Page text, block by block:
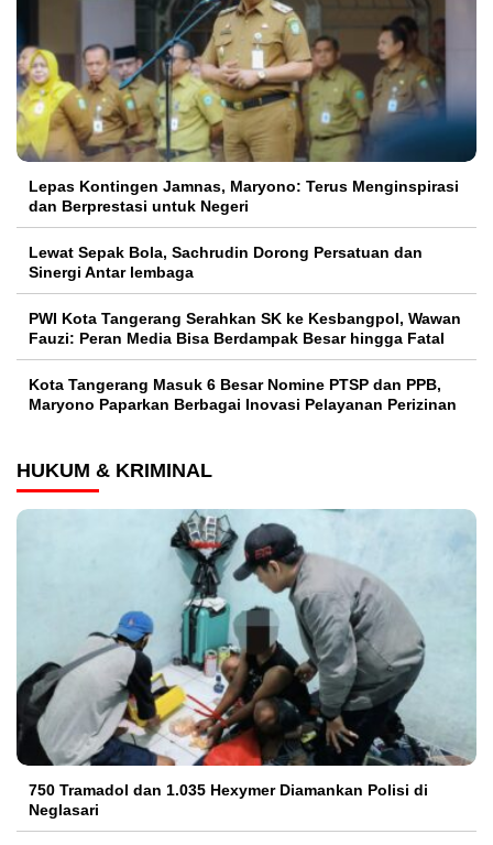
Lepas Kontingen Jamnas, Maryono: Terus Menginspirasi
dan Berprestasi untuk Negeri
Lewat Sepak Bola, Sachrudin Dorong Persatuan dan
Sinergi Antar lembaga
PWI Kota Tangerang Serahkan SK ke Kesbangpol, Wawan
Fauzi: Peran Media Bisa Berdampak Besar hingga Fatal
Kota Tangerang Masuk 6 Besar Nomine PTSP dan PPB,
Maryono Paparkan Berbagai Inovasi Pelayanan Perizinan
HUKUM & KRIMINAL
750 Tramadol dan 1.035 Hexymer Diamankan Polisi di
Neglasari